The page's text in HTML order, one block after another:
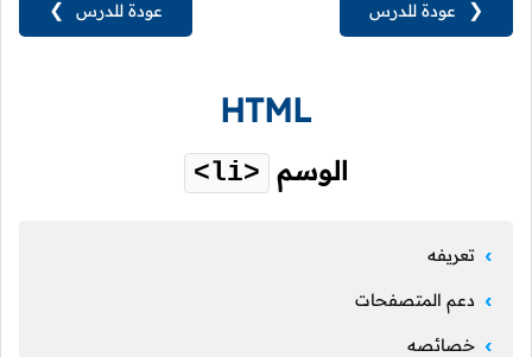
عودة للدرس ❯ ❮ عودة للدرس
HTML
الوسم <li>
تعريفه
دعم المتصفحات
خصائصه